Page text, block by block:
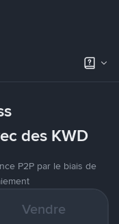
des KWD
P2P par le biais de
Vendre